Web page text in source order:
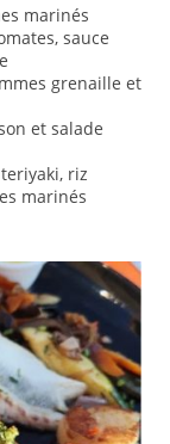
marinés
sauce
grenaille et
et salade
riz
marinés